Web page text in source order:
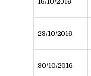
16/10/2016
23/10/2016
30/10/2016